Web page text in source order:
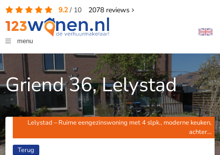
9.2/ 10 2078reviews
menu
Griend 36, Lelystad
Lelystad – Ruime eengezinswoning met 4 slpk., moderne keuken,
achter...
Terug